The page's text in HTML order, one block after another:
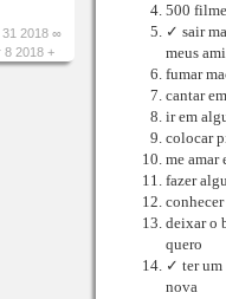
31 2018 ∞
8 2018 +
500
✓ sair
meus
fumar
cantar
ir em
colocar
me amar
fazer
deixar o
quero
✓ ter um
nova